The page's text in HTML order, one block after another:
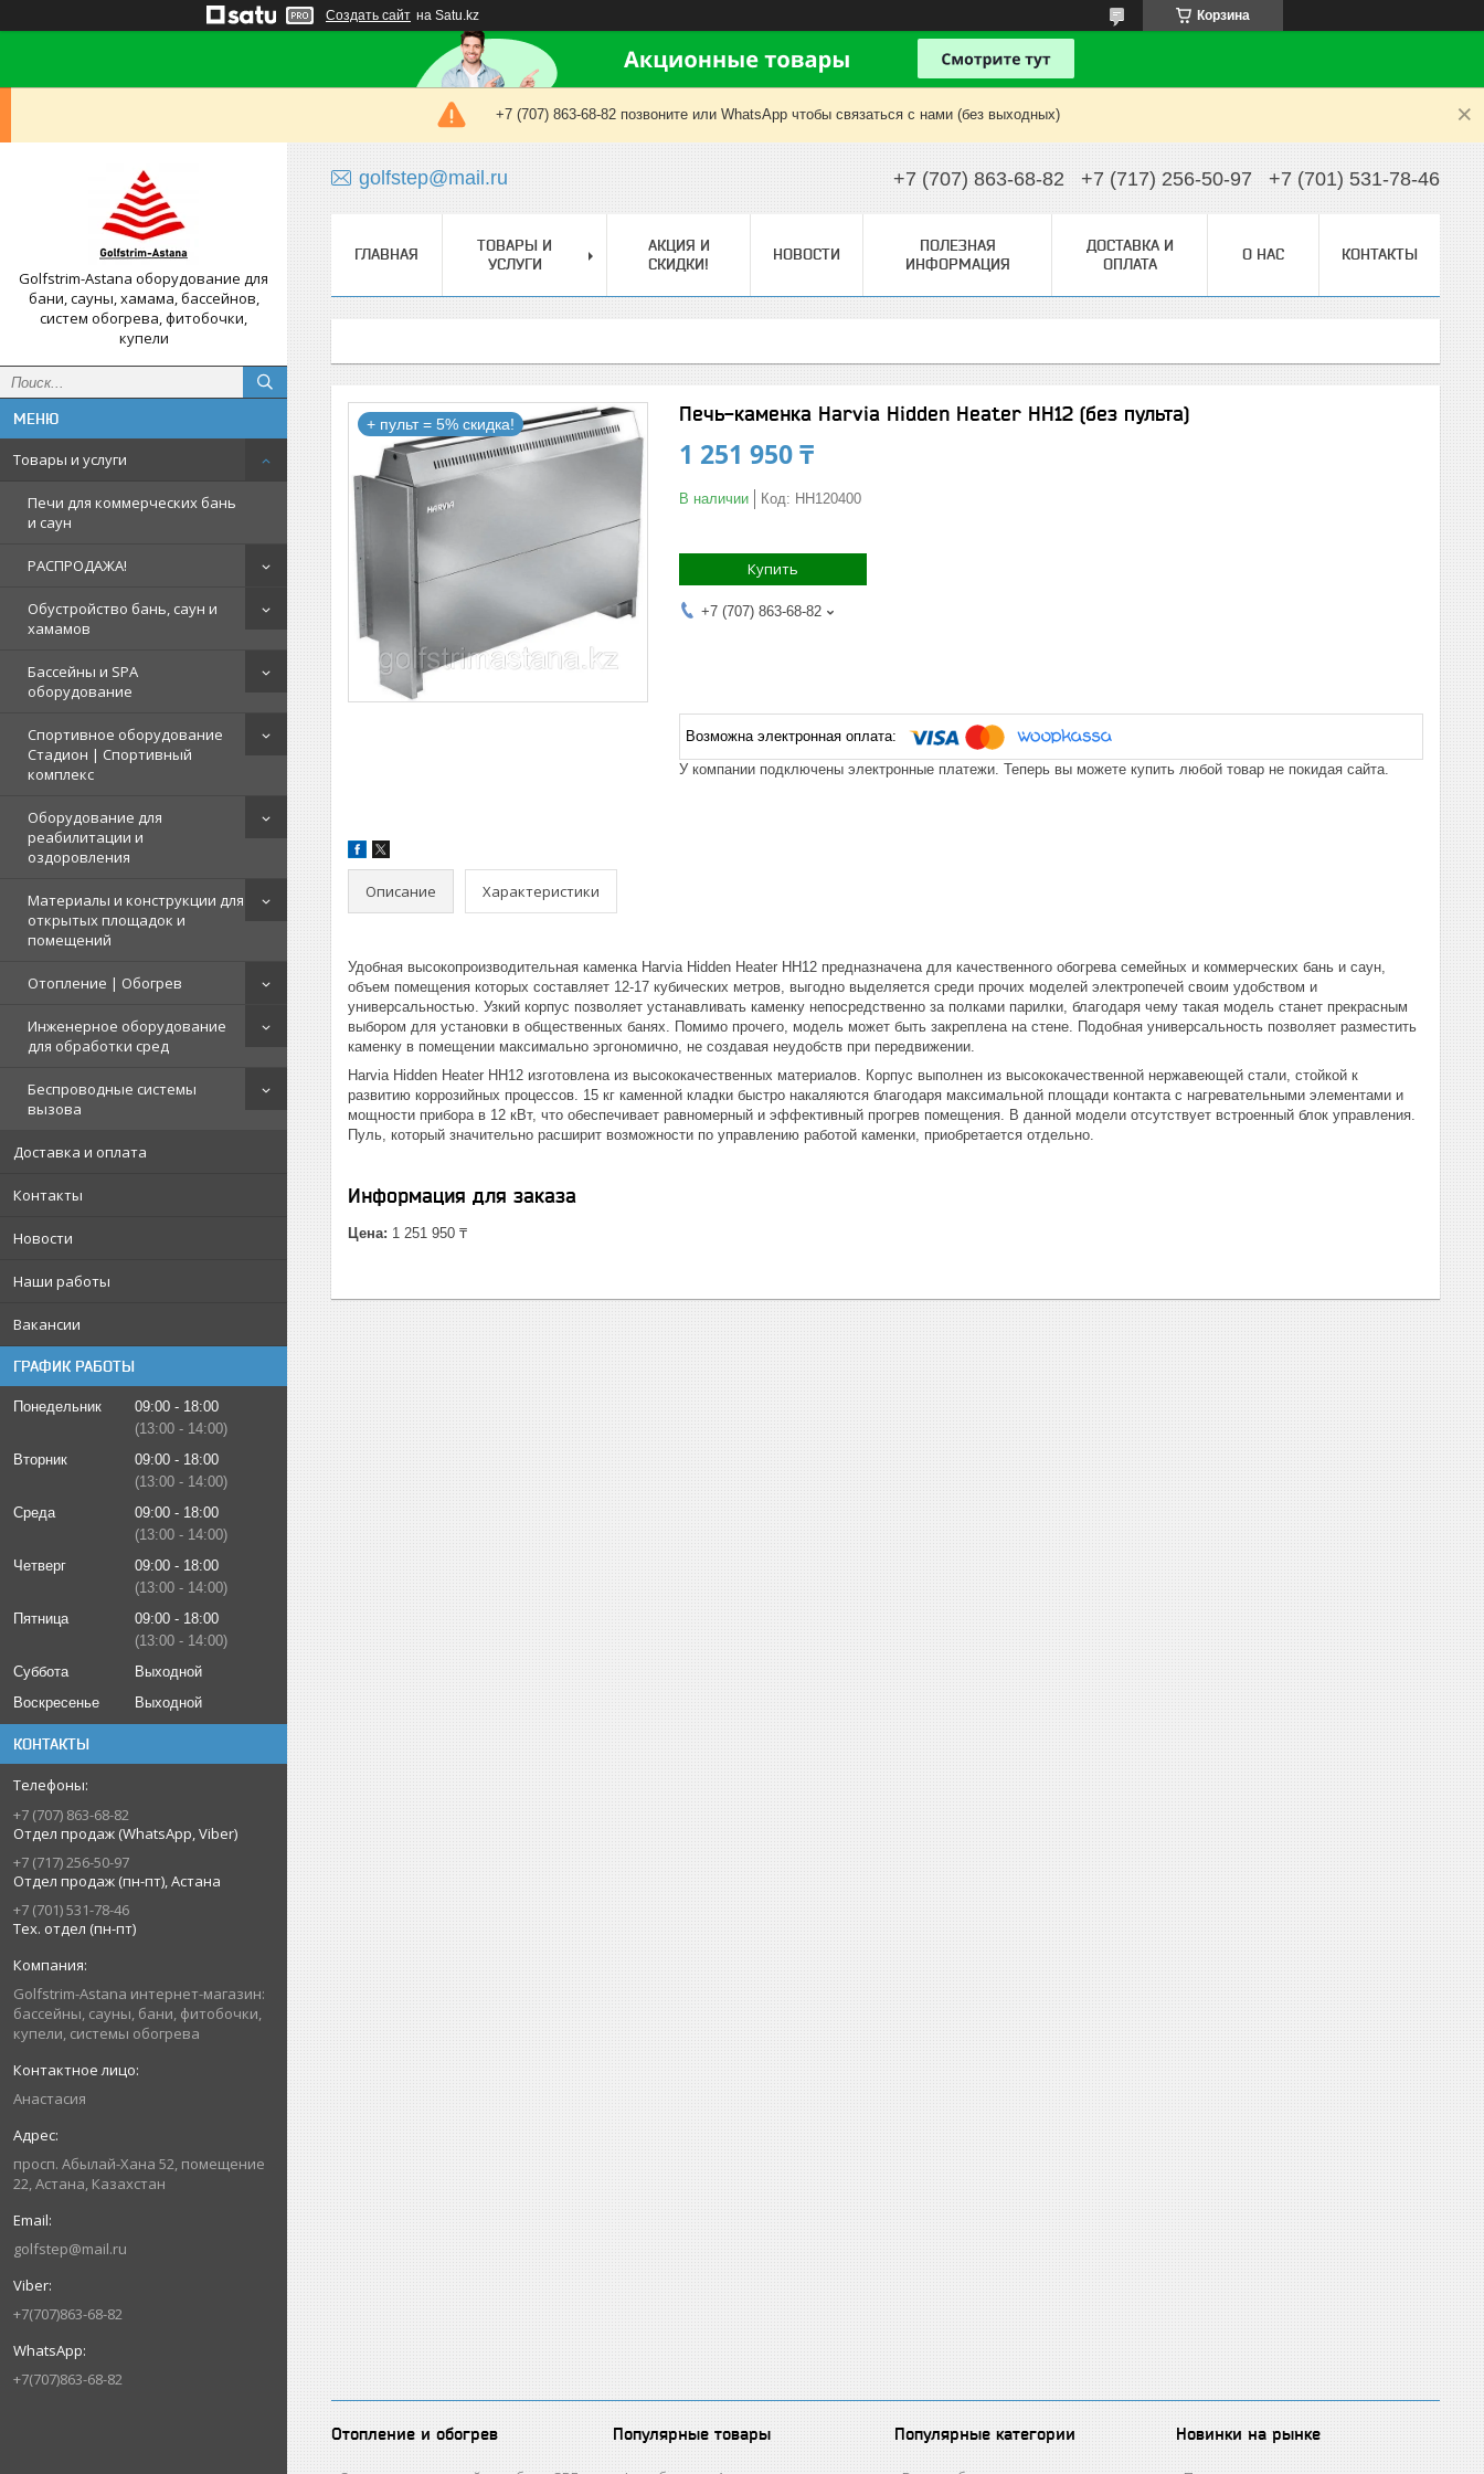
Создать сайт на Satu.kz Корзина
+7 (707) 863-68-82 позвоните или WhatsApp чтобы связаться с нами (без выходных)
Golfstrim-Astana оборудование для
бани, сауны, хамама, бассейнов,
систем обогрева, фитобочки,
купели
Товары и услуги
Печи для коммерческих бань
и саун
РАСПРОДАЖА!
Обустройство бань, саун и
хамамов
Бассейны и SPA
оборудование
Спортивное оборудование
Стадион | Cпортивный
комплекс
Оборудование для
реабилитации и
оздоровления
Материалы и конструкции для
открытых площадок и
помещений
Отопление | Обогрев
Инженерное оборудование
для обработки сред
Беспроводные системы
вызова
Доставка и оплата
Контакты
Новости
Наши работы
Вакансии
ГРАФИК РАБОТЫ
Понедельник 09:00
18:00
13:00
14:00
Вторник
09:00
18:00
13:00
14:00
Среда
09:00
18:00
13:00
14:00
Четверг
09:00
18:00
13:00
14:00
Пятница
09:00
18:00
13:00
14:00
Суббота
Выходной
Воскресенье
Выходной
КОНТАКТЫ
+7 (707) 863-68-82
Отдел продаж (WhatsApp, Viber)
+7 (717) 256-50-97
Отдел продаж (пн-пт), Астана
+7 (701) 531-78-46
Тех. отдел (пн-пт)
Golfstrim-Astana интернет-магазин:
бассейны, сауны, бани, фитобочки,
купели, системы обогрева
Анастасия
просп. Абылай-Хана 52, помещение
22, Астана, Казахстан
golfstep@mail.ru
+7(707)863-68-82
+7(707)863-68-82
golfstep@mail.ru +7 (707) 863-68-82 +7 (717) 256-50-97 +7 (701) 531-78-46
ГЛАВНАЯ
ТОВАРЫ И
УСЛУГИ
АКЦИЯ И
СКИДКИ!
НОВОСТИ
ПОЛЕЗНАЯ
ИНФОРМАЦИЯ
ДОСТАВКА И
ОПЛАТА
О НАС КОНТАКТЫ
+ пульт = 5% скидка! Печь-каменка Harvia Hidden Heater HH12 (без пульта)
1 251 950 ₸
В наличии Код: HH120400
Купить
+7 (707) 863-68-82
У компании подключены электронные платежи. Теперь вы можете купить любой товар не покидая сайта.
Описание Характеристики
Удобная высокопроизводительная каменка Harvia Hidden Heater HH12 предназначена для качественного обогрева семейных и коммерческих бань и саун,
объем помещения которых составляет 12-17 кубических метров, выгодно выделяется среди прочих моделей электропечей своим удобством и
универсальностью. Узкий корпус позволяет устанавливать каменку непосредственно за полками парилки, благодаря чему такая модель станет прекрасным
выбором для установки в общественных банях. Помимо прочего, модель может быть закреплена на стене. Подобная универсальность позволяет разместить
каменку в помещении максимально эргономично, не создавая неудобств при передвижении.
Harvia Hidden Heater HH12 изготовлена из высококачественных материалов. Корпус выполнен из высококачественной нержавеющей стали, стойкой к
развитию коррозийных процессов. 15 кг каменной кладки быстро накаляются благодаря максимальной площади контакта с нагревательными элементами и
мощности прибора в 12 кВт, что обеспечивает равномерный и эффективный прогрев помещения. В данной модели отсутствует встроенный блок управления.
Пуль, который значительно расширит возможности по управлению работой каменки, приобретается отдельно.
Информация для заказа
Цена: 1 251 950 ₸
Отопление и обогрев Популярные товары Популярные категории Новинки на рынке